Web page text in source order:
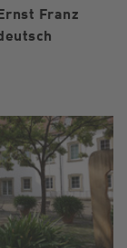
Franz